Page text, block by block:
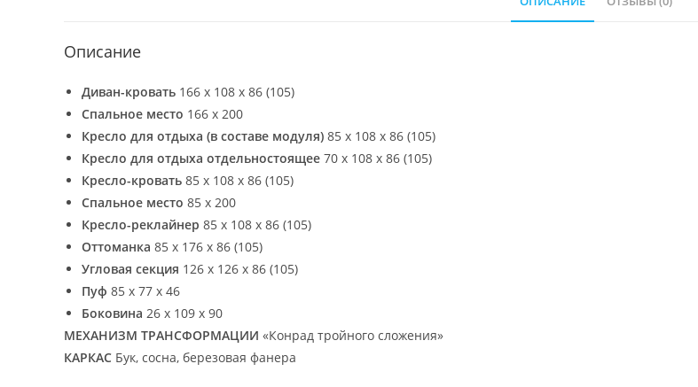
Описание
Диван-кровать 166 х 108 х 86 (105)
Спальное место 166 х 200
Кресло для отдыха (в составе модуля) 85 х 108 х 86 (105)
Кресло для отдыха отдельностоящее 70 х 108 х 86 (105)
Кресло-кровать 85 х 108 х 86 (105)
Спальное место 85 х 200
Кресло-реклайнер 85 х 108 х 86 (105)
Оттоманка 85 х 176 х 86 (105)
Угловая секция 126 х 126 х 86 (105)
Пуф 85 х 77 х 46
Боковина 26 х 109 х 90
МЕХАНИЗМ ТРАНСФОРМАЦИИ «Конрад тройного сложения»
КАРКАС Бук, сосна, березовая фанера